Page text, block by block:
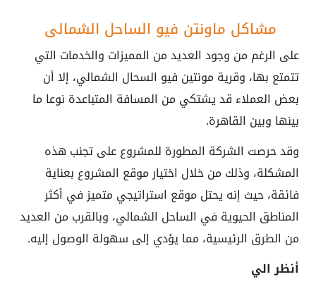
مشاكل ماونتن فيو الساحل الشمالي
على الرغم من وجود العديد من المميزات والخدمات التي
تتمتع بها، وقرية مونتين فيو السحال الشمالي، إلا أن
بعض العملاء قد يشتكي من المسافة المتباعدة نوعا ما
بينها وبين القاهرة.
وقد حرصت الشركة المطورة للمشروع على تجنب هذه
المشكلة، وذلك من خلال اختيار موقع المشروع بعناية
فائقة، حيث إنه يحتل موقع استراتيجي متميز في أكثر
المناطق الحيوية في الساحل الشمالي، وبالقرب من العديد
من الطرق الرئيسية، مما يؤدي إلى سهولة الوصول إليه.
أنظر الي